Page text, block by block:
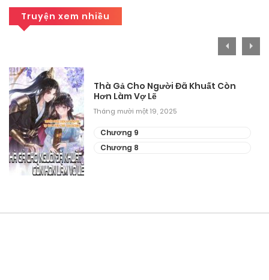
Chương 195
Chương 194
Tháng 9 27, 2025
Chương 193
Tháng 9 27, 2025
Chương 192
Truyện xem nhiều
Thà Gả Cho Người Đã Khuất Còn
Hơn Làm Vợ Lẽ
Tháng mười một 19, 2025
Chương 9
Chương 8